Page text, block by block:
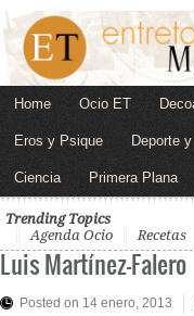
Home Ocio ET
Eros y Psique Deporte
Ciencia Primera Plana
Trending Topics
Agenda Ocio
Recetas
Luis Martínez-Falero
Posted on 14 enero, 2013